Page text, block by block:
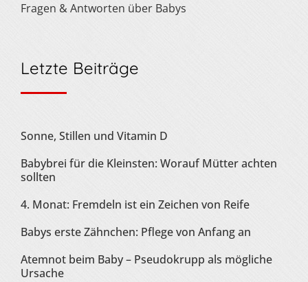
Fragen & Antworten über Babys
Letzte Beiträge
Sonne, Stillen und Vitamin D
Babybrei für die Kleinsten: Worauf Mütter achten
sollten
4. Monat: Fremdeln ist ein Zeichen von Reife
Babys erste Zähnchen: Pflege von Anfang an
Atemnot beim Baby – Pseudokrupp als mögliche
Ursache